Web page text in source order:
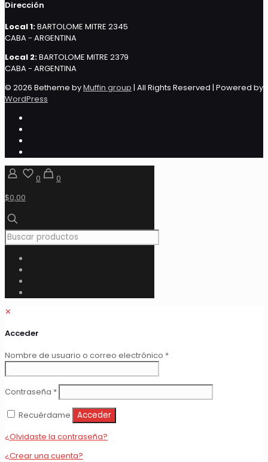
Dirección
Local 1:BARTOLOME MITRE 2345
CABA - ARGENTINA
Local 2:BARTOLOME MITRE 2379
CABA - ARGENTINA
© 2026 Betheme byMuffin group | All Rights Reserved | Powered by
WordPress
0
0
$0,00
✕
Acceder
Nombre de usuario o correo electrónico *Obligatorio
Contraseña *Obligatorio
Recuérdame
Acceder
¿Olvidaste la contraseña?
¿Crear una cuenta?